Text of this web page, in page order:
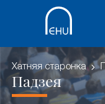
Хатняя старонка
Падзея